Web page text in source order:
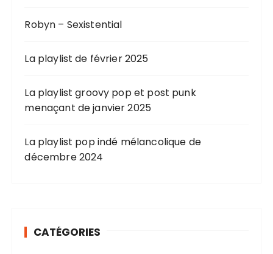
Robyn – Sexistential
La playlist de février 2025
La playlist groovy pop et post punk
menaçant de janvier 2025
La playlist pop indé mélancolique de
décembre 2024
CATÉGORIES